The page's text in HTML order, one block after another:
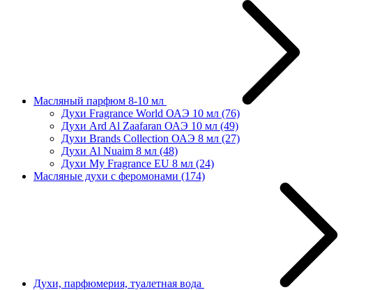
Масляный парфюм 8-10 мл
Духи Fragrance World ОАЭ 10 мл (76)
Духи Ard Al Zaafaran ОАЭ 10 мл (49)
Духи Brands Collection ОАЭ 8 мл (27)
Духи Al Nuaim 8 мл (48)
Духи My Fragrance EU 8 мл (24)
Масляные духи с феромонами (174)
Духи, парфюмерия, туалетная вода